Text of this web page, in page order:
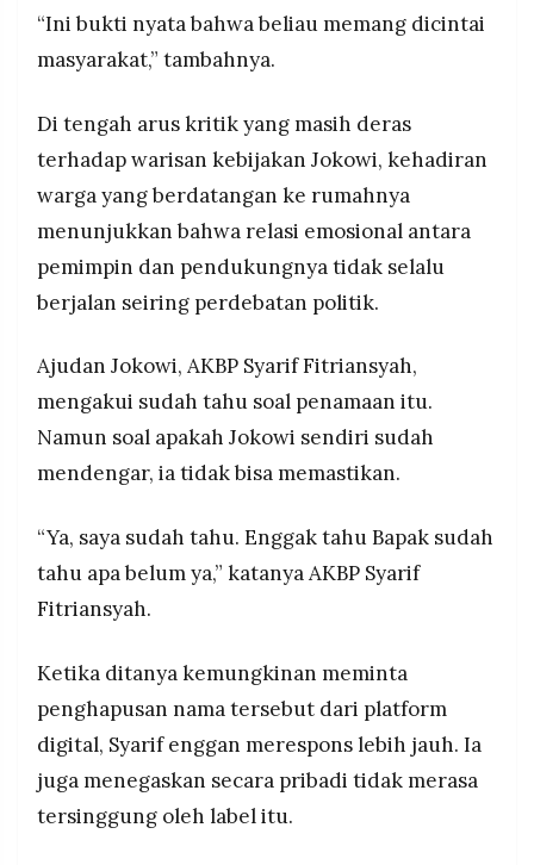
“Ini bukti nyata bahwa beliau memang dicintai
masyarakat,” tambahnya.
Di tengah arus kritik yang masih deras
terhadap warisan kebijakan Jokowi, kehadiran
warga yang berdatangan ke rumahnya
menunjukkan bahwa relasi emosional antara
pemimpin dan pendukungnya tidak selalu
berjalan seiring perdebatan politik.
Ajudan Jokowi, AKBP Syarif Fitriansyah,
mengakui sudah tahu soal penamaan itu.
Namun soal apakah Jokowi sendiri sudah
mendengar, ia tidak bisa memastikan.
“Ya, saya sudah tahu. Enggak tahu Bapak sudah
tahu apa belum ya,” katanya AKBP Syarif
Fitriansyah.
Ketika ditanya kemungkinan meminta
penghapusan nama tersebut dari platform
digital, Syarif enggan merespons lebih jauh. Ia
juga menegaskan secara pribadi tidak merasa
tersinggung oleh label itu.